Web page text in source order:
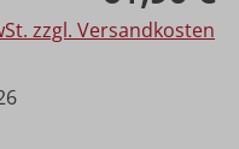
zzgl. Versandkosten